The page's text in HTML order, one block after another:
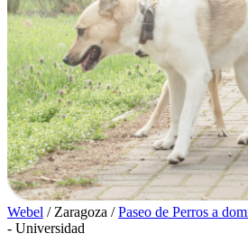
Webel / Zaragoza / Paseo de Perros a
- Universidad